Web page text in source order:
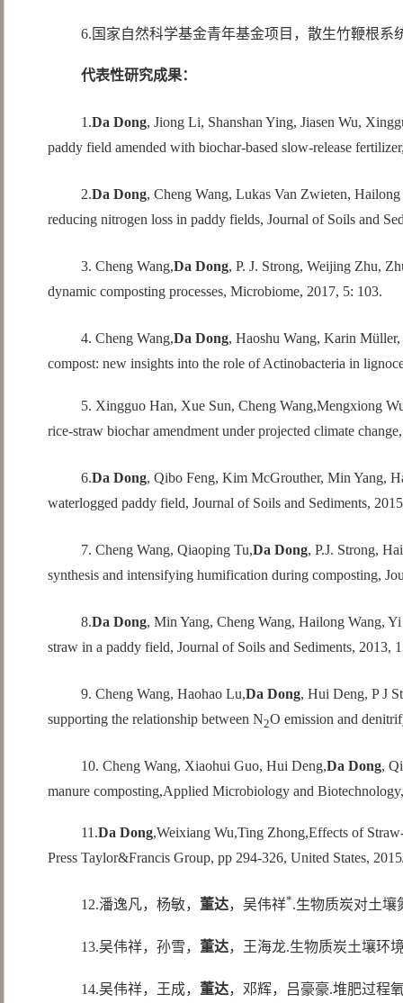
6.国家自然科学基金青年基金项目，散生竹鞭根系
代表性研究成果：
1.Da Dong, Jiong Li, Shanshan Ying, Jiasen Wu,
paddy field amended with biochar-based slow-release
2.Da Dong, Cheng Wang, Lukas Van Zwieten,
reducing nitrogen loss in paddy fields, Journal of Soils and
3. Cheng Wang,Da Dong, P. J. Strong, Weijing Zhu,
dynamic composting processes, Microbiome, 2017, 5: 103.
4. Cheng Wang,Da Dong, Haoshu Wang, Karin
compost: new insights into the role of Actinobacteria in
5. Xingguo Han, Xue Sun, Cheng Wang,Mengxiong
rice-straw biochar amendment under projected climate
6.Da Dong, Qibo Feng, Kim McGrouther, Min Yang,
waterlogged paddy field, Journal of Soils and Sediments,
7. Cheng Wang, Qiaoping Tu,Da Dong, P.J. Strong,
synthesis and intensifying humification during composting,
8.Da Dong, Min Yang, Cheng Wang, Hailong Wang,
straw in a paddy field, Journal of Soils and Sediments, 2013,
9. Cheng Wang, Haohao Lu,Da Dong, Hui Deng, P J
supporting the relationship between N2O emission and
10. Cheng Wang, Xiaohui Guo, Hui Deng,Da Dong,
manure composting,Applied Microbiology and
11.Da Dong,Weixiang Wu,Ting Zhong,Effects of
Press Taylor&Francis Group, pp 294-326, United States,
12.潘逸凡，杨敏， 董达，吴伟祥*.生物质炭对土壤
13.吴伟祥，孙雪， 董达，王海龙.生物质炭土壤环
14.吴伟祥，王成， 董达，邓辉，吕豪豪.堆肥过程